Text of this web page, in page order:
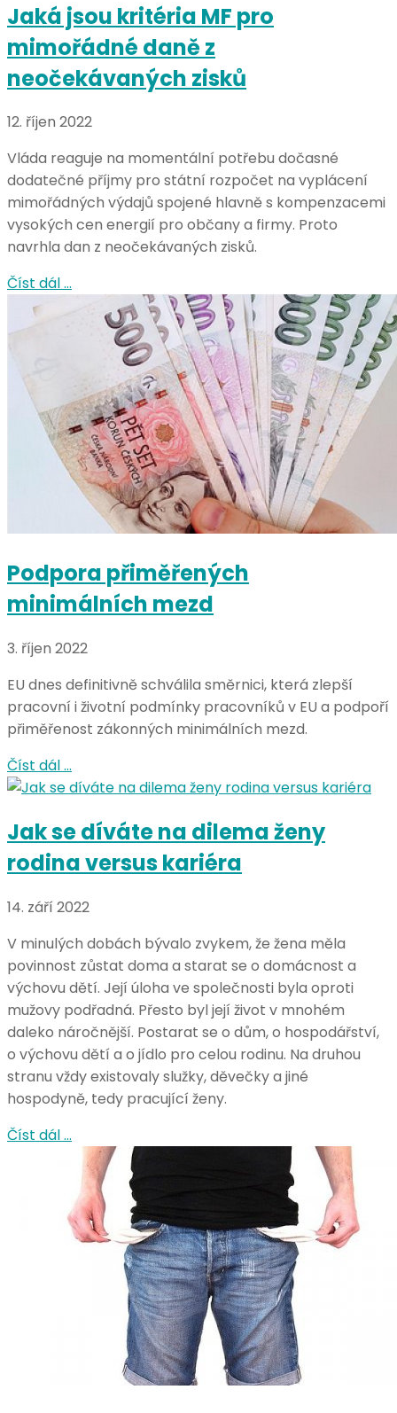
Jaká jsou kritéria MF pro
mimořádné daně z
neočekávaných zisků
12. říjen 2022
Vláda reaguje na momentální potřebu dočasné
dodatečné příjmy pro státní rozpočet na vyplácení
mimořádných výdajů spojené hlavně s kompenzacemi
vysokých cen energií pro občany a firmy. Proto
navrhla dan z neočekávaných zisků.
Číst dál …
Podpora přiměřených
minimálních mezd
3. říjen 2022
EU dnes definitivně schválila směrnici, která zlepší
pracovní i životní podmínky pracovníků v EU a podpoří
přiměřenost zákonných minimálních mezd.
Číst dál …
Jak se díváte na dilema ženy
rodina versus kariéra
14. září 2022
V minulých dobách bývalo zvykem, že žena měla
povinnost zůstat doma a starat se o domácnost a
výchovu dětí. Její úloha ve společnosti byla oproti
mužovy podřadná. Přesto byl její život v mnohém
daleko náročnější. Postarat se o dům, o hospodářství,
o výchovu dětí a o jídlo pro celou rodinu. Na druhou
stranu vždy existovaly služky, děvečky a jiné
hospodyně, tedy pracující ženy.
Číst dál …